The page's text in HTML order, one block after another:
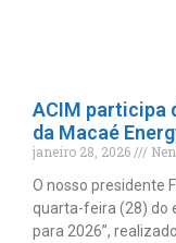
ACIM participa
da Macaé
janeiro 28, 2026
O nosso presidente
quarta-feira (28) do
para 2026”,